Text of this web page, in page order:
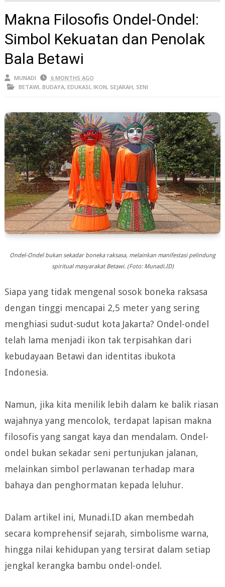
Makna Filosofis Ondel-Ondel:
Simbol Kekuatan dan Penolak
Bala Betawi
MUNADI
6 MONTHS AGO
BETAWI, BUDAYA, EDUKASI, IKON, SEJARAH, SENI
Ondel-Ondel bukan sekadar boneka raksasa, melainkan manifestasi pelindung
spiritual masyarakat Betawi. (Foto: Munadi.ID)
Siapa yang tidak mengenal sosok boneka raksasa
dengan tinggi mencapai 2,5 meter yang sering
menghiasi sudut-sudut kota Jakarta? Ondel-ondel
telah lama menjadi ikon tak terpisahkan dari
kebudayaan Betawi dan identitas ibukota
Indonesia.
Namun, jika kita menilik lebih dalam ke balik riasan
wajahnya yang mencolok, terdapat lapisan makna
filosofis yang sangat kaya dan mendalam. Ondel-
ondel bukan sekadar seni pertunjukan jalanan,
melainkan simbol perlawanan terhadap mara
bahaya dan penghormatan kepada leluhur.
Dalam artikel ini, Munadi.ID akan membedah
secara komprehensif sejarah, simbolisme warna,
hingga nilai kehidupan yang tersirat dalam setiap
jengkal kerangka bambu ondel-ondel.